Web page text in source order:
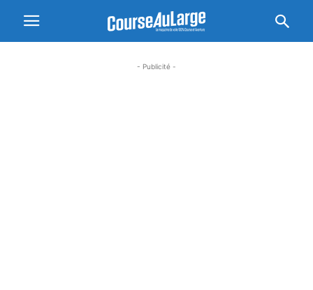
- Publicité -